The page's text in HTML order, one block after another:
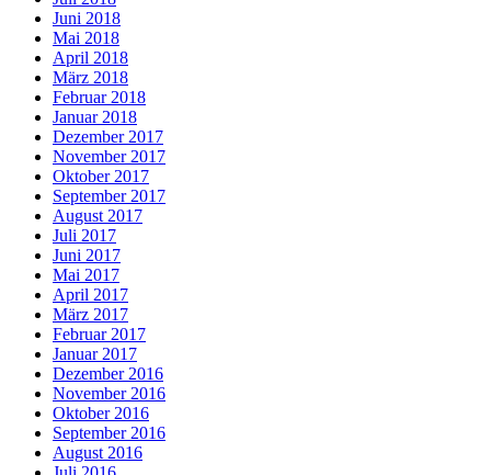
Juni 2018
Mai 2018
April 2018
März 2018
Februar 2018
Januar 2018
Dezember 2017
November 2017
Oktober 2017
September 2017
August 2017
Juli 2017
Juni 2017
Mai 2017
April 2017
März 2017
Februar 2017
Januar 2017
Dezember 2016
November 2016
Oktober 2016
September 2016
August 2016